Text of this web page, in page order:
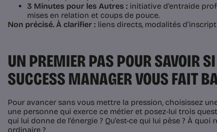
3 Minutes pour les Autres : initiative d’entraide
mises en relation et coups de pouce.
Non précisé. À clarifier : liens directs, modalités
UN PREMIER PAS POUR SAVOIR
SUCCESS MANAGER VOUS FAIT
Pour avancer sans vous mettre la pression, choisissez
une personne qui exerce ce métier et posez-lui trois
qui lui donne de l’énergie ? Qu’est-ce qui lui pèse ? À
ordinaire ?